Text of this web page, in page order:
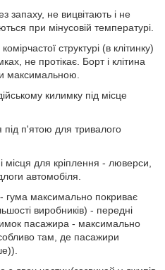
запаху, не вицвітають і не
при мінусовій температурі.
структурі (в клітинку)
не протікає. Борт і клітина
максимальною.
килимку під місце
під п'ятою для тривалого
місця для кріплення - люверси,
автомобіля.
гума максимально покриває
виробників) - передні
пасажира - максимально
там, де пасажири